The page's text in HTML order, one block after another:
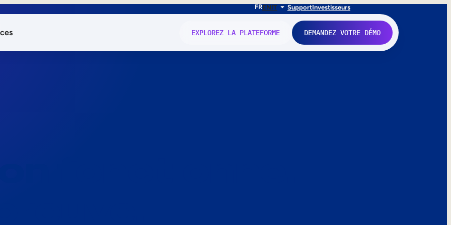
FRENIT SupportInvestisseurs
EXPLOREZ LA PLATEFORME DEMANDEZ VOTRE DÉMO